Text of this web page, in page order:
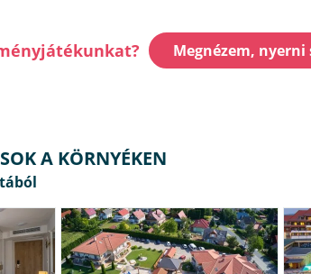
Megnézem, nyerni
A KÖRNYÉKEN